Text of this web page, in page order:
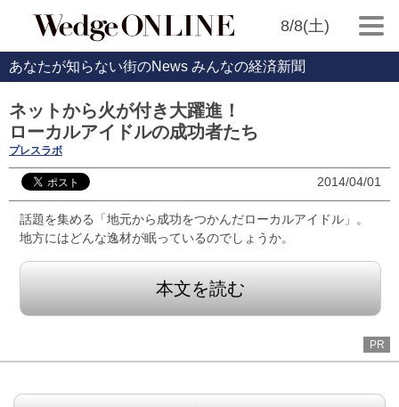
8/8(土)
あなたが知らない街のNews みんなの経済新聞
ネットから火が付き大躍進！
ローカルアイドルの成功者たち
プレスラボ
2014/04/01
話題を集める「地元から成功をつかんだローカルアイドル」。
地方にはどんな逸材が眠っているのでしょうか。
本文を読む
PR